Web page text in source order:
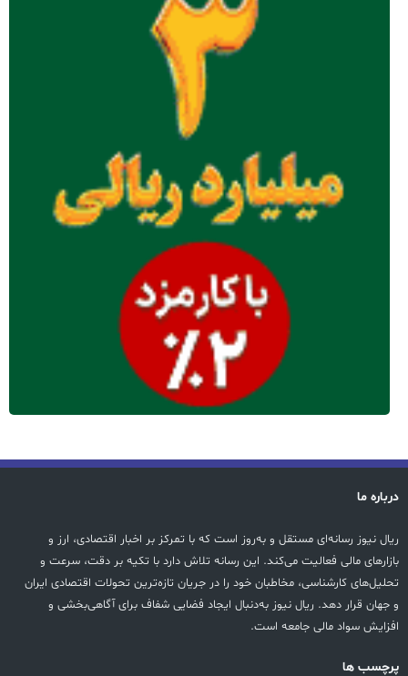
درباره ما
ریال نیوز رسانه‌ای مستقل و به‌روز است که با تمرکز بر اخبار اقتصادی، ارز و
بازارهای مالی فعالیت می‌کند. این رسانه تلاش دارد با تکیه بر دقت، سرعت و
تحلیل‌های کارشناسی، مخاطبان خود را در جریان تازه‌ترین تحولات اقتصادی ایران
و جهان قرار دهد. ریال نیوز به‌دنبال ایجاد فضایی شفاف برای آگاهی‌بخشی و
افزایش سواد مالی جامعه است.
پرچسب ها